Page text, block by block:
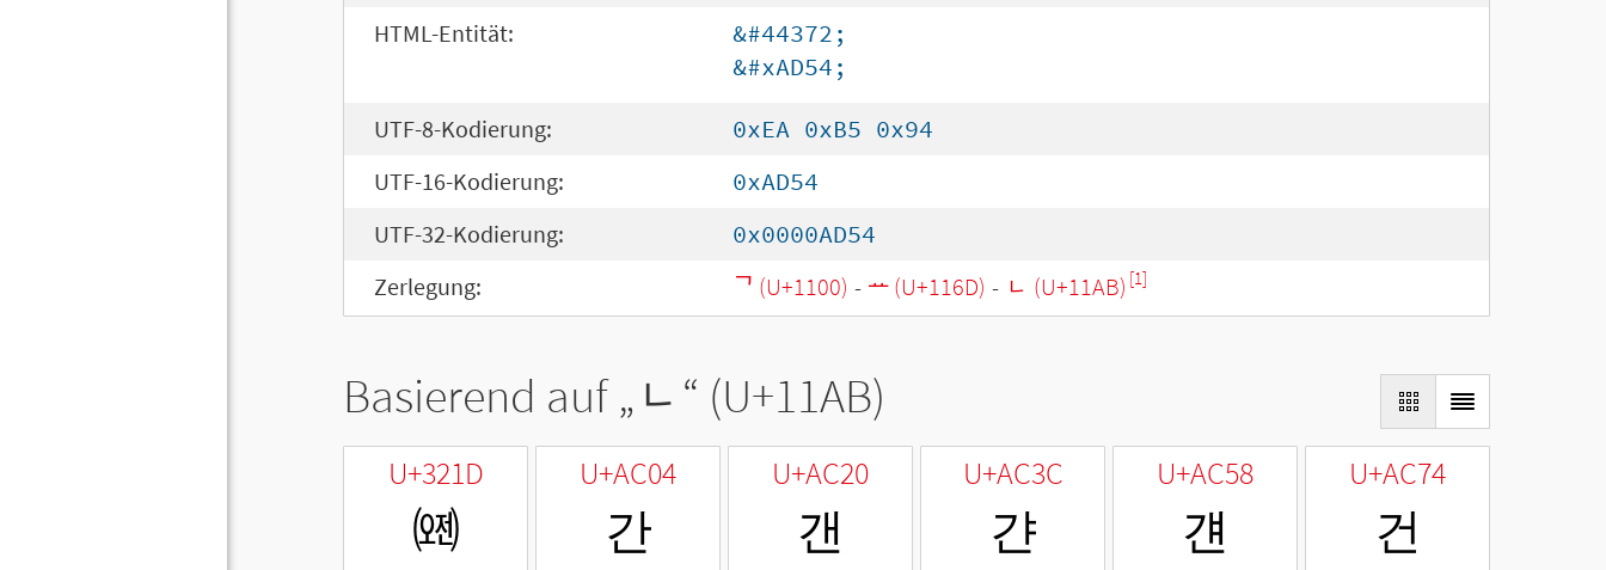
HTML-Entität:
&#44372;
&#xAD54;
UTF-8-Kodierung:
0xEA 0xB5 0x94
UTF-16-Kodierung:
0xAD54
UTF-32-Kodierung:
0x0000AD54
Zerlegung:
ᄀ (U+1100) - ᅭ (U+116D) - ᆫ (U+11AB) [1]
Basierend auf „ ᆫ “ (U+11AB)
U+321D
㈝
U+AC04
간
U+AC20
갠
U+AC3C
갼
U+AC58
걘
U+AC74
건